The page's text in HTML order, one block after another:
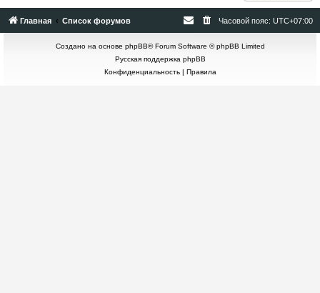
Главная Список форумов Часовой пояс: UTC+07:00
Создано на основе phpBB® Forum Software © phpBB Limited
Русская поддержка phpBB
Конфиденциальность| Правила